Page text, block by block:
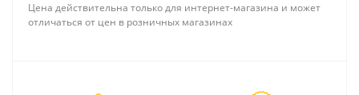
Цена действительна только для интернет-магазина и может
отличаться от цен в розничных магазинах